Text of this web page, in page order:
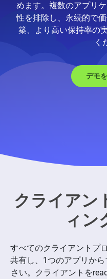
めます。複数のアプリ
性を排除し、永続的で
築、より高い保持率の
く
デモ
取締役会を
クライアン
ィン
すべてのクライアントプ
共有し、1つのアプリか
さい。クライアントを